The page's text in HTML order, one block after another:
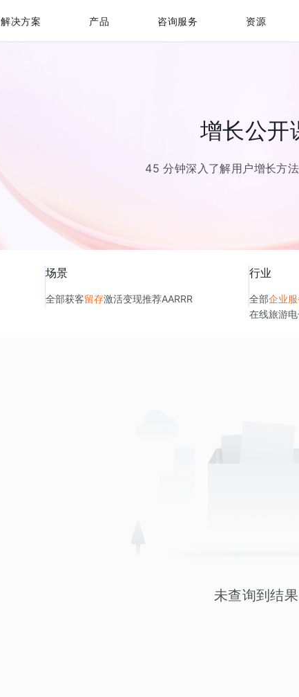
解决方案 产品 咨询服务 资源
增长公开
45 分钟深入了解用户增长方
场景
全部获客留存激活变现推荐AARRR
行业
全部企业服
在线旅游
未查询到结果